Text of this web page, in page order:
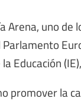
Arena, uno de
Educación
promover la